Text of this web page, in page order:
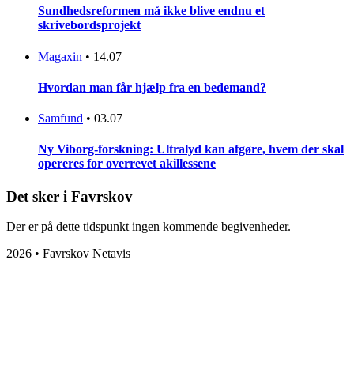
Sundhedsreformen må ikke blive endnu et
skrivebordsprojekt
Magaxin • 14.07
Hvordan man får hjælp fra en bedemand?
Samfund • 03.07
Ny Viborg-forskning: Ultralyd kan afgøre, hvem der skal
opereres for overrevet akillessene
Det sker i Favrskov
Der er på dette tidspunkt ingen kommende begivenheder.
2026 • Favrskov Netavis